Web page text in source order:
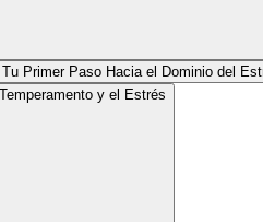
Primer Paso Hacia el Dominio del
y el Estrés